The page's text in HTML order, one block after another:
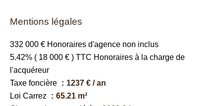
Mentions légales
332 000 € Honoraires d'agence non inclus
5.42% ( 18 000 € ) TTC Honoraires à la charge de
l'acquéreur
Taxe foncière
1237 € / an
Loi Carrez
65.21 m²